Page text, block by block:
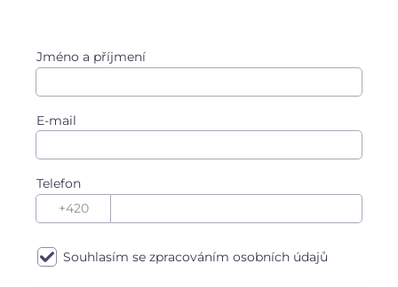
Jméno a příjmení
E-mail
Telefon
Souhlasím se zpracovánímosobních údajů